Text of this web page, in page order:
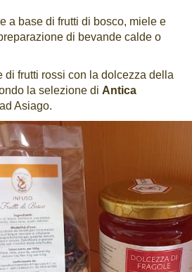
a base di frutti di bosco, miele e
di bevande calde o
di frutti rossi con la dolcezza della
la selezione di Antica
Asiago.